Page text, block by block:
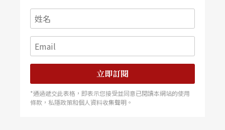
的力量都會更加強大。」（註4）
立即訂閱
*通過遞交此表格，即表示您接受並同意已閱讀本網站的使用
條款，私隱政策和個人資料收集聲明。